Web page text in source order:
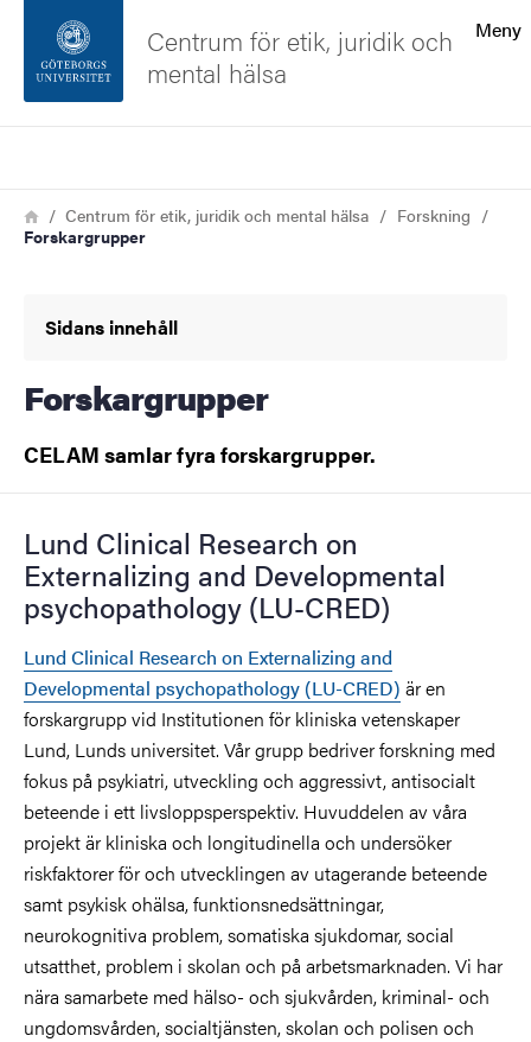
Sidfoten
Om webbplatsen
Meny
Centrum för etik, juridik och
mental hälsa
Länkstig
HemCentrum för etik, juridik och mental hälsa
Forskning
Forskargrupper
Sidans innehåll
Forskargrupper
CELAM samlar fyra forskargrupper.
Lund Clinical Research on
Externalizing and Developmental
psychopathology (LU-CRED)
Lund Clinical Research on Externalizing and
Developmental psychopathology (LU-CRED) är en
forskargrupp vid Institutionen för kliniska vetenskaper
Lund, Lunds universitet. Vår grupp bedriver forskning med
fokus på psykiatri, utveckling och aggressivt, antisocialt
beteende i ett livsloppsperspektiv. Huvuddelen av våra
projekt är kliniska och longitudinella och undersöker
riskfaktorer för och utvecklingen av utagerande beteende
samt psykisk ohälsa, funktionsnedsättningar,
neurokognitiva problem, somatiska sjukdomar, social
utsatthet, problem i skolan och på arbetsmarknaden. Vi har
nära samarbete med hälso- och sjukvården, kriminal- och
ungdomsvården, socialtjänsten, skolan och polisen och